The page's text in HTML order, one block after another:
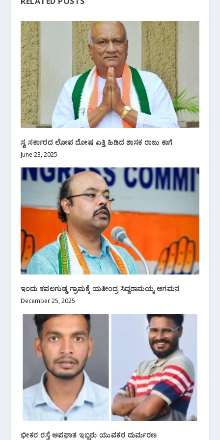
ಸ್ವ ಸರ್ಕಾರದ ಲೋಪ ದೋಷ ಎತ್ತಿ ಹಿಡಿದ ಶಾಸಕ ರಾಜು ಕಾಗೆ
June 23, 2025
ಇಂದು ಕವಲಗುಡ್ಡ ಗ್ರಾಮಕ್ಕೆ ಯತೀಂದ್ರ ಸಿದ್ದರಾಮಯ್ಯ ಆಗಮನ
December 25, 2025
ಭೀಕರ ರಸ್ತೆ ಅಪಘಾತ ಇಬ್ಬರು ಯುವಕರ ದುರ್ಮರಣ